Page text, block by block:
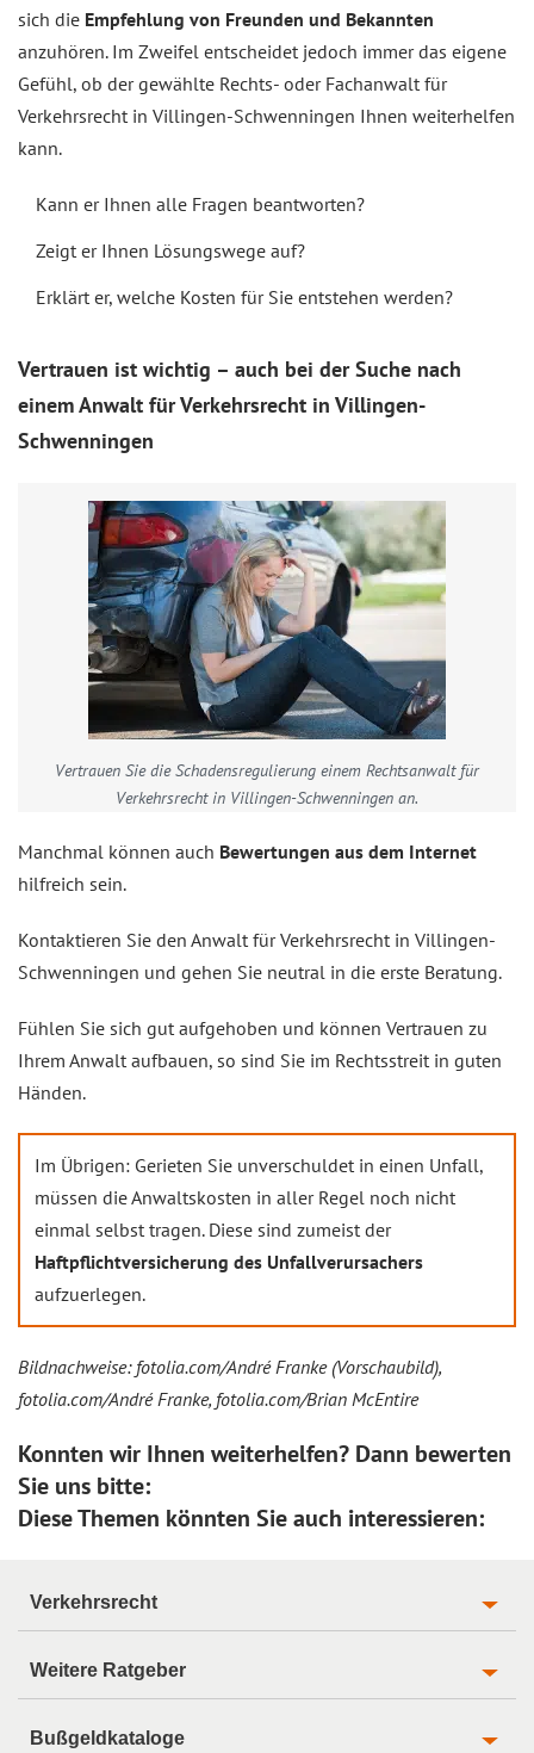
sich die Empfehlung von Freunden und Bekannten
anzuhören. Im Zweifel entscheidet jedoch immer das eigene
Gefühl, ob der gewählte Rechts- oder Fachanwalt für
Verkehrsrecht in Villingen-Schwenningen Ihnen weiterhelfen
kann.
Kann er Ihnen alle Fragen beantworten?
Zeigt er Ihnen Lösungswege auf?
Erklärt er, welche Kosten für Sie entstehen werden?
Vertrauen ist wichtig – auch bei der Suche nach
einem Anwalt für Verkehrsrecht in Villingen-
Schwenningen
Vertrauen Sie die Schadensregulierung einem Rechtsanwalt für
Verkehrsrecht in Villingen-Schwenningen an.
Manchmal können auch Bewertungen aus dem Internet
hilfreich sein.
Kontaktieren Sie den Anwalt für Verkehrsrecht in Villingen-
Schwenningen und gehen Sie neutral in die erste Beratung.
Fühlen Sie sich gut aufgehoben und können Vertrauen zu
Ihrem Anwalt aufbauen, so sind Sie im Rechtsstreit in guten
Händen.
Im Übrigen: Gerieten Sie unverschuldet in einen Unfall,
müssen die Anwaltskosten in aller Regel noch nicht
einmal selbst tragen. Diese sind zumeist der
Haftpflichtversicherung des Unfallverursachers
aufzuerlegen.
Bildnachweise: fotolia.com/André Franke (Vorschaubild),
fotolia.com/André Franke, fotolia.com/Brian McEntire
Konnten wir Ihnen weiterhelfen? Dann bewerten
Sie uns bitte:
Diese Themen könnten Sie auch interessieren:
Verkehrsrecht
Weitere Ratgeber
Bußgeldkataloge